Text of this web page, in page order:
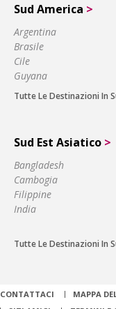
Sud America >
Argentina
Brasile
Cile
Guyana
Tutte Le Destinazioni In
Sud Est Asiatico >
Bangladesh
Cambogia
Filippine
India
Tutte Le Destinazioni In
CONTATTACI MAPPA